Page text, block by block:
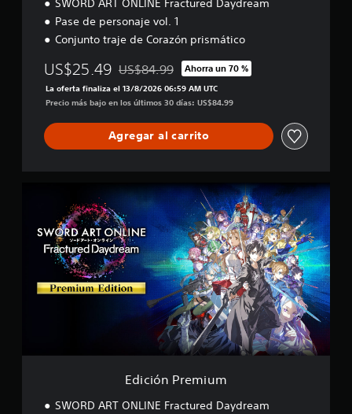
SWORD ART ONLINE Fractured Daydream
Pase de personaje vol. 1
Conjunto traje de Corazón prismático
US$25.49 Rebajado del precio original de US$84.99
US$84.99 Ahorra un 70 %
La oferta finaliza el 13/8/2026 06:59 AM UTC
Precio más bajo en los últimos 30 días: US$84.99
Agregar al carrito
u
Edición Premium
SWORD ART ONLINE Fractured Daydream